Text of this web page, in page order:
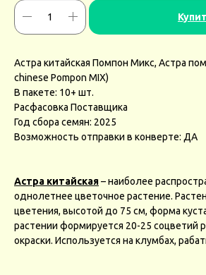
Астра китайская Помпон Микс, Астра
сhinese Pompon MIX)
В пакете: 10+ шт.
Расфасовка Поставщика
Год сбора семян: 2025
Возможность отправки в конверте: ДА
Астра китайская– наиболее
однолетнее цветочное растение.
цветения, высотой до 75 см, форма
растении формируется 20-25 соцветий
окраски. Используется на клумбах,